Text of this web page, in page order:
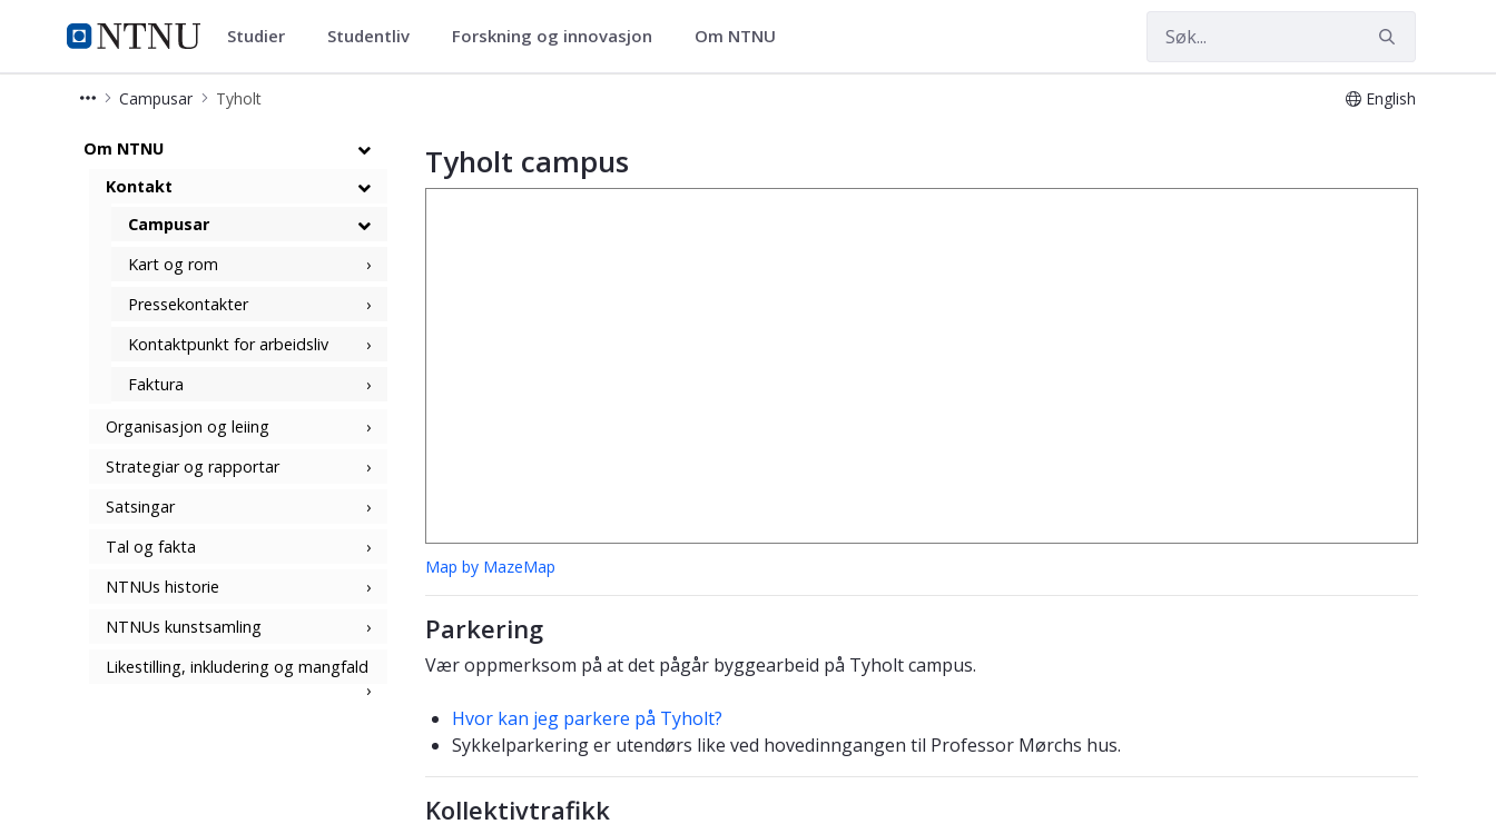
NTNU Hjemmeside
ntnu.no Studier Studentliv Forskning og innovasjon Om NTNU
Campusar Tyholt English
Tyholt campus
Om NTNU
Kontakt
Campusar
Kart og rom
Pressekontakter
Kontaktpunkt for arbeidsliv
Faktura
Organisasjon og leiing
Strategiar og rapportar
Satsingar
Tal og fakta
NTNUs historie
NTNUs kunstsamling
Likestilling, inkludering og mangfald
Tyholt campus
Map by MazeMap
Parkering
Vær oppmerksom på at det pågår byggearbeid på Tyholt campus.
Hvor kan jeg parkere på Tyholt?
Sykkelparkering er utendørs like ved hovedinngangen til Professor Mørchs hus.
Kollektivtrafikk